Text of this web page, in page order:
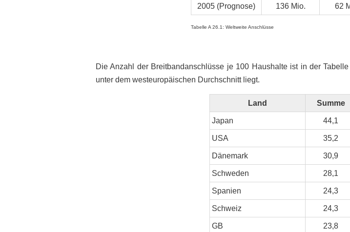
2005 (Prognose) 136 Mio. 62
Tabelle A 26.1: Weltweite Anschlüsse
Die Anzahl der Breitbandanschlüsse je 100 Haushalte ist in der
unter dem westeuropäischen Durchschnitt liegt.
Land Summe
Japan 44,1
USA 35,2
Dänemark 30,9
Schweden 28,1
Spanien 24,3
Schweiz 24,3
GB 23,8